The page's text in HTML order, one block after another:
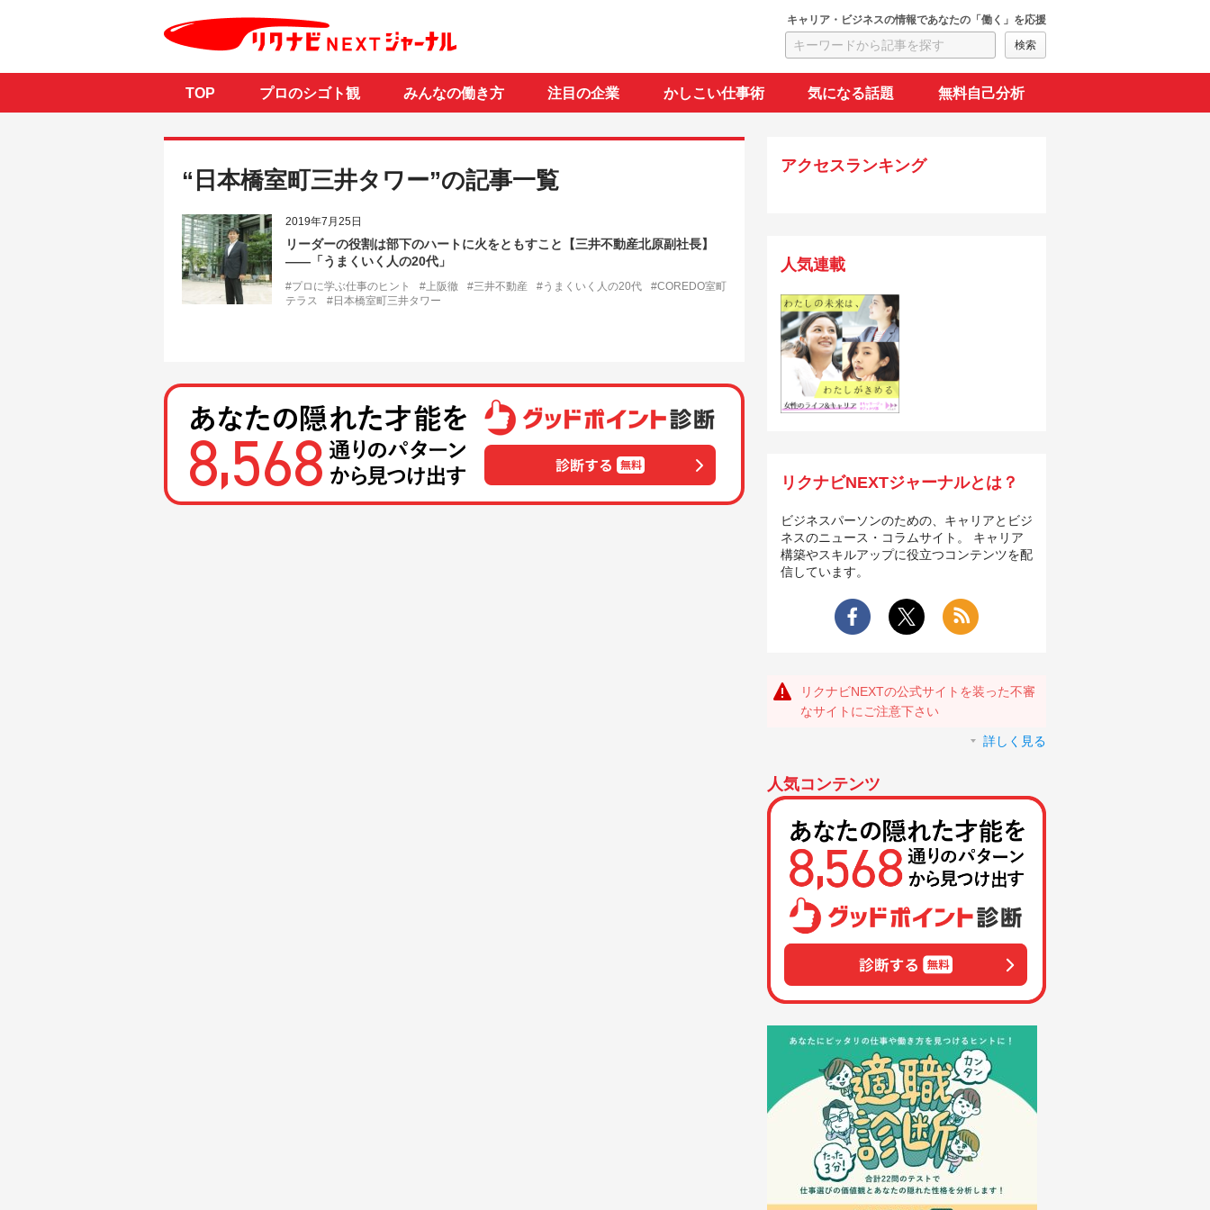
キャリア・ビジネスの情報であなたの「働く」を応援
TOP プロのシゴト観 みんなの働き方 注目の企業 かしこい仕事術 気になる話題 無料自己分析
“日本橋室町三井タワー”の記事一覧
2019年7月25日
リーダーの役割は部下のハートに火をともすこと【三井不動産北原副社長】
――「うまくいく人の20代」
#プロに学ぶ仕事のヒント #上阪徹 #三井不動産 #うまくいく人の20代
#COREDO室町
テラス
#日本橋室町三井タワー
アクセスランキング
人気連載
リクナビNEXTジャーナルとは？
ビジネスパーソンのための、キャリアとビジ
ネスのニュース・コラムサイト。 キャリア
構築やスキルアップに役立つコンテンツを配
信しています。
リクナビNEXTの公式サイトを装った不審
なサイトにご注意下さい
詳しく見る
人気コンテンツ